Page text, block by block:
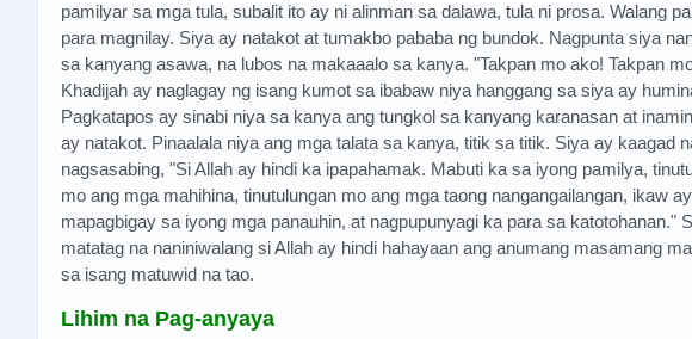
pamilyar sa mga tula, subalit ito ay ni alinman sa dalawa, tula ni prosa. Walang
para magnilay. Siya ay natakot at tumakbo pababa ng bundok. Nagpunta siya
sa kanyang asawa, na lubos na makaaalo sa kanya. "Takpan mo ako! Takpan
Khadijah ay naglagay ng isang kumot sa ibabaw niya hanggang sa siya ay
Pagkatapos ay sinabi niya sa kanya ang tungkol sa kanyang karanasan at
ay natakot. Pinaalala niya ang mga talata sa kanya, titik sa titik. Siya ay kaagad
nagsasabing, "Si Allah ay hindi ka ipapahamak. Mabuti ka sa iyong pamilya,
mo ang mga mahihina, tinutulungan mo ang mga taong nangangailangan, ikaw ay
mapagbigay sa iyong mga panauhin, at nagpupunyagi ka para sa katotohanan."
matatag na naniniwalang si Allah ay hindi hahayaan ang anumang masamang
sa isang matuwid na tao.
Lihim na Pag-anyaya